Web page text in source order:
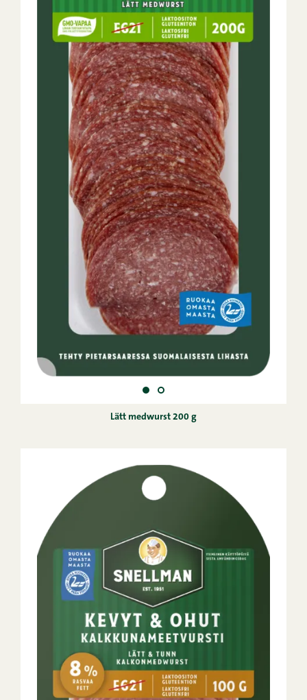
Lätt medwurst 200 g